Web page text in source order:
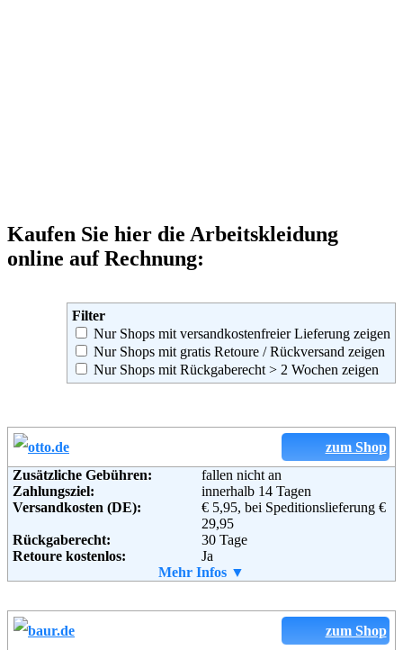
Kaufen Sie hier die Arbeitskleidung
online auf Rechnung:
Filter
Nur Shops mit versandkostenfreier Lieferung zeigen
Nur Shops mit gratis Retoure / Rückversand zeigen
Nur Shops mit Rückgaberecht > 2 Wochen zeigen
zum Shop
Zusätzliche Gebühren:
fallen nicht an
Zahlungsziel:
innerhalb 14 Tagen
Versandkosten (DE):
€ 5,95, bei Speditionslieferung €
29,95
Rückgaberecht:
30 Tage
Retoure kostenlos:
Ja
im Paket enthalten
Weitere Zahlungsmethoden:
Mehr Infos ▼
zum Shop